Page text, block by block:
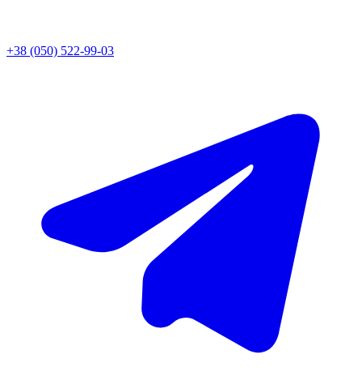
+38 (050) 522-99-03